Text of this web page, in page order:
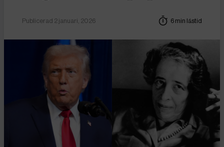
Publicerad 2 januari, 2026 6 min lästid